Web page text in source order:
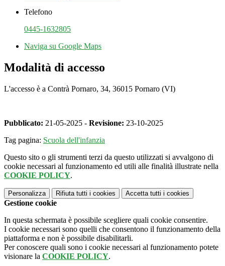
Telefono
0445-1632805
Naviga su Google Maps
Modalità di accesso
L'accesso è a Contrà Pornaro, 34, 36015 Pornaro (VI)
Pubblicato: 21-05-2025 - Revisione: 23-10-2025
Tag pagina: Scuola dell'infanzia
Questo sito o gli strumenti terzi da questo utilizzati si avvalgono di
cookie necessari al funzionamento ed utili alle finalità illustrate nella
COOKIE POLICY.
Personalizza Rifiuta tutti i cookies Accetta tutti i cookies
Gestione cookie
In questa schermata è possibile scegliere quali cookie consentire.
I cookie necessari sono quelli che consentono il funzionamento della
piattaforma e non è possibile disabilitarli.
Per conoscere quali sono i cookie necessari al funzionamento potete
visionare la COOKIE POLICY.